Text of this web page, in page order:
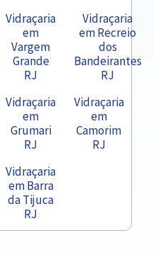
Vidraçaria
em
Vargem
Grande
RJ
Vidraçaria
em Recreio
dos
Bandeirantes
RJ
Vidraçaria
em
Grumari
RJ
Vidraçaria
em
Camorim
RJ
Vidraçaria
em Barra
da Tijuca
RJ